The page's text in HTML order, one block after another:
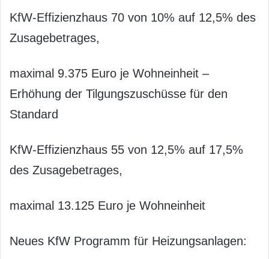
KfW-Effizienzhaus 70 von 10% auf 12,5% des
Zusagebetrages,
maximal 9.375 Euro je Wohneinheit –
Erhöhung der Tilgungszuschüsse für den
Standard
KfW-Effizienzhaus 55 von 12,5% auf 17,5%
des Zusagebetrages,
maximal 13.125 Euro je Wohneinheit
Neues KfW Programm für Heizungsanlagen: